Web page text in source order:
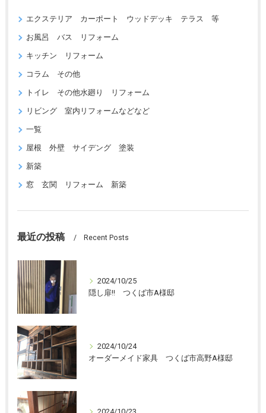
エクステリア カーポート ウッドデッキ テラス 等
お風呂 バス リフォーム
キッチン リフォーム
コラム その他
トイレ その他水廻り リフォーム
リビング 室内リフォームなどなど
一覧
屋根 外壁 サイデング 塗装
新築
窓 玄関 リフォーム 新築
最近の投稿 Recent Posts
2024/10/25
隠し扉!! つくば市A様邸
2024/10/24
オーダーメイド家具 つくば市高野A様邸